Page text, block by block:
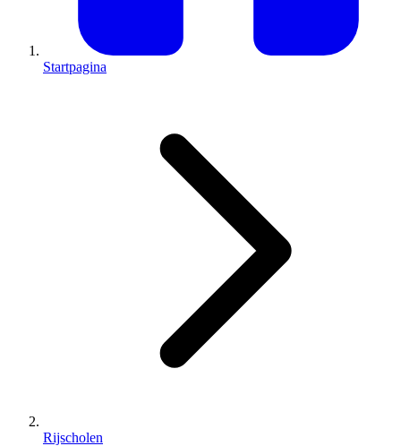
Startpagina
Rijscholen